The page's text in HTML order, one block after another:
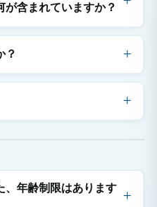
が含まれていますか？
？
、年齢制限はあります